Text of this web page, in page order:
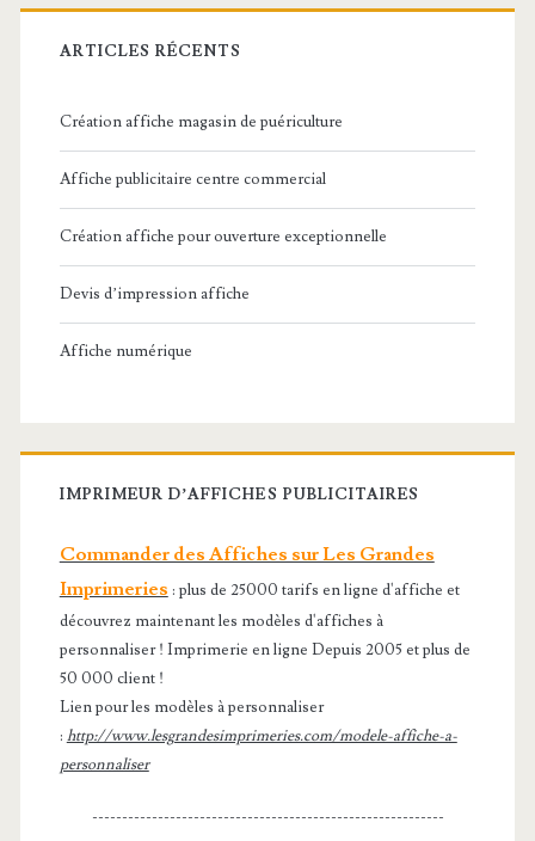
ARTICLES RÉCENTS
Création affiche magasin de puériculture
Affiche publicitaire centre commercial
Création affiche pour ouverture exceptionnelle
Devis d’impression affiche
Affiche numérique
IMPRIMEUR D’AFFICHES PUBLICITAIRES
Commander des Affiches sur Les Grandes
Imprimeries : plus de 25000 tarifs en ligne d'affiche et
découvrez maintenant les modèles d'affiches à
personnaliser ! Imprimerie en ligne Depuis 2005 et plus de
50 000 client !
Lien pour les modèles à personnaliser
: http://www.lesgrandesimprimeries.com/modele-affiche-a-
personnaliser
-----------------------------------------------------------